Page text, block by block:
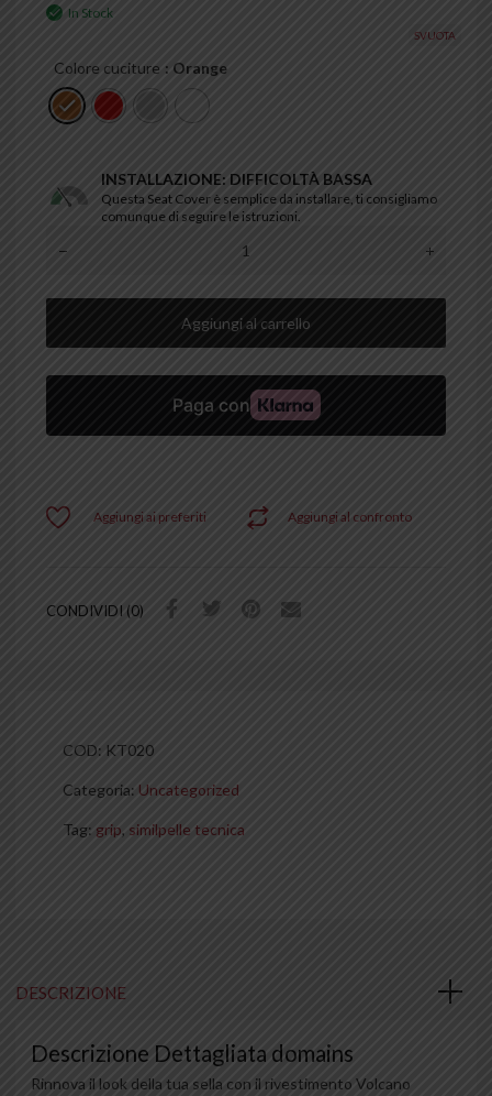
In Stock
Colore cuciture : Orange
SVUOTA
INSTALLAZIONE: DIFFICOLTÀ BASSA
Questa Seat Cover è semplice da installare, ti consigliamo
comunque di seguire le istruzioni.
Aggiungi al carrello
Aggiungi al confronto
Aggiungi ai preferiti
CONDIVIDI (0)
COD: KT020
Categoria: Uncategorized
Tag: grip, similpelle tecnica
DESCRIZIONE
Descrizione Dettagliata domains
Rinnova il look della tua sella con il rivestimento Volcano